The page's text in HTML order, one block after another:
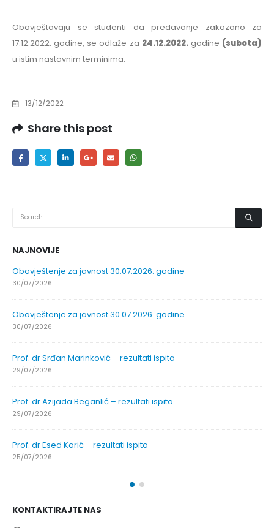
Obavještavaju se studenti da predavanje zakazano za
17.12.2022. godine, se odlaže za 24.12.2022.godine (subota)
u istim nastavnim terminima.
13/12/2022
Share this post
NAJNOVIJE
Obavještenje za javnost 30.07.2026. godine
30/07/2026
Obavještenje za javnost 30.07.2026. godine
30/07/2026
Prof. dr Srđan Marinković – rezultati ispita
29/07/2026
Prof. dr Azijada Beganlić – rezultati ispita
29/07/2026
Prof. dr Esed Karić – rezultati ispita
25/07/2026
KONTAKTIRAJTE NAS